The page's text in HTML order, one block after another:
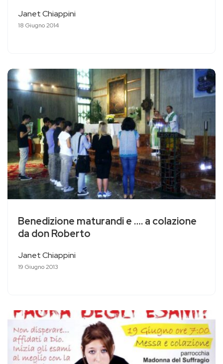
Janet Chiappini
18 Giugno 2014
Benedizione maturandi e …. a colazione
da don Roberto
Janet Chiappini
19 Giugno 2013